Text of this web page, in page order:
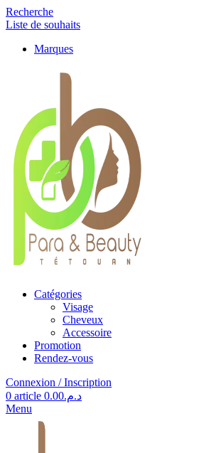
Recherche
Liste de souhaits
Marques
Catégories
Visage
Cheveux
Accessoire
Promotion
Rendez-vous
Connexion / Inscription
0 article د.م.0.00
Menu